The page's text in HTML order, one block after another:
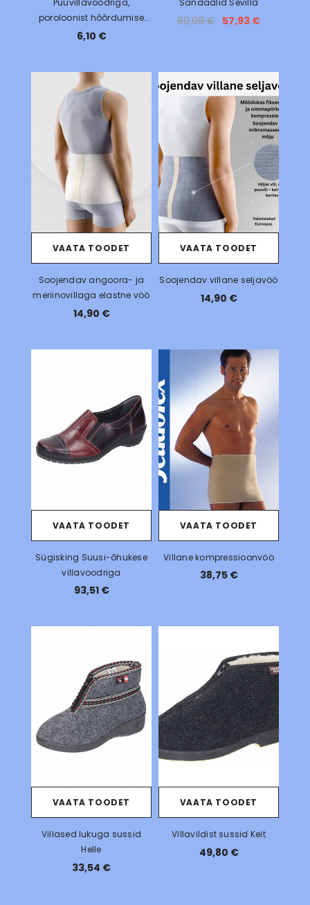
Puuvillavoodriga,
poroloonist hõõrdumise
kaitse, lõigatav
6,10 €
Sandaalid Sevilla
60,98 € 57,93 €
VAATA TOODET
Soojendav angoora- ja
meriinovillaga elastne vöö
14,90 €
VAATA TOODET
Soojendav villane seljavöö
14,90 €
VAATA TOODET
Sügisking Suusi-õhukese
villavoodriga
93,51 €
VAATA TOODET
Villane kompressioonvöö
38,75 €
VAATA TOODET
Villased lukuga sussid
Helle
33,54 €
VAATA TOODET
Villavildist sussid Keit
49,80 €